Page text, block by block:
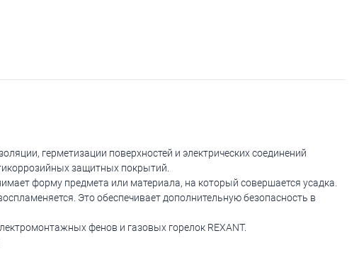
герметизации поверхностей и электрических соединений
защитных покрытий.
форму предмета или материала, на который совершается усадка.
Это обеспечивает дополнительную безопасность в
фенов и газовых горелок REXANT.